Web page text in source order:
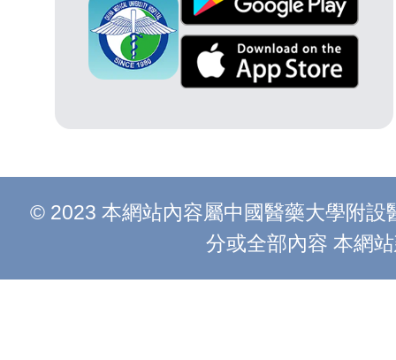
© 2023 本網站內容屬中國醫藥大學附
分或全部內容 本網